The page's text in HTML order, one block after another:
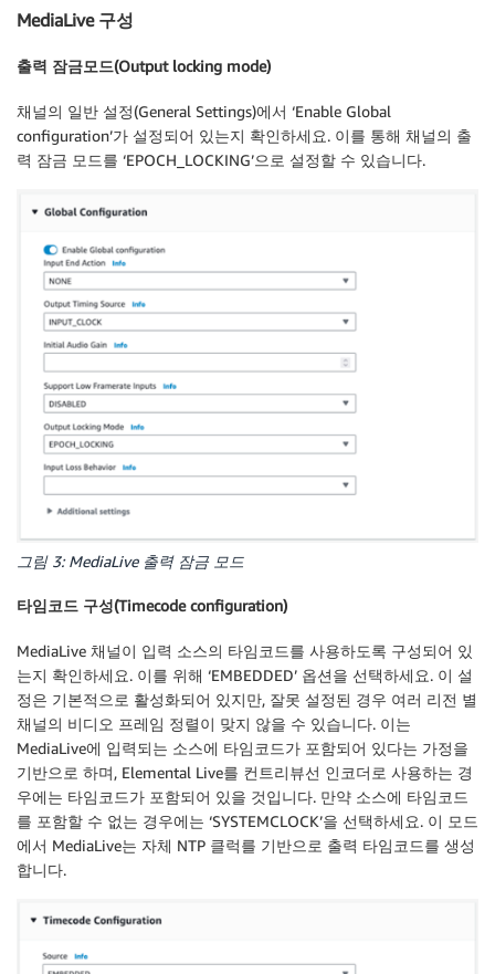
MediaLive 구성
출력 잠금모드(Output locking mode)
채널의 일반 설정(General Settings)에서 ‘Enable Global
configuration’가 설정되어 있는지 확인하세요. 이를 통해 채널의 출
력 잠금 모드를 ‘EPOCH_LOCKING’으로 설정할 수 있습니다.
그림 3: MediaLive 출력 잠금 모드
타임코드 구성(Timecode configuration)
MediaLive 채널이 입력 소스의 타임코드를 사용하도록 구성되어 있
는지 확인하세요. 이를 위해 ‘EMBEDDED’ 옵션을 선택하세요. 이 설
정은 기본적으로 활성화되어 있지만, 잘못 설정된 경우 여러 리전 별
채널의 비디오 프레임 정렬이 맞지 않을 수 있습니다. 이는
MediaLive에 입력되는 소스에 타임코드가 포함되어 있다는 가정을
기반으로 하며, Elemental Live를 컨트리뷰선 인코더로 사용하는 경
우에는 타임코드가 포함되어 있을 것입니다. 만약 소스에 타임코드
를 포함할 수 없는 경우에는 ‘SYSTEMCLOCK’을 선택하세요. 이 모드
에서 MediaLive는 자체 NTP 클럭를 기반으로 출력 타임코드를 생성
합니다.